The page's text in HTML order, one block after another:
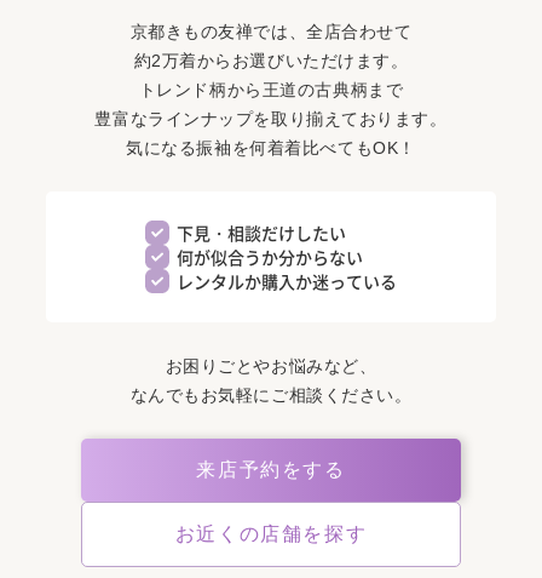
京都きもの友禅では、全店合わせて
約2万着からお選びいただけます。
トレンド柄から王道の古典柄まで
豊富なラインナップを取り揃えております。
気になる振袖を何着着比べてもOK！
下見・相談だけしたい
何が似合うか分からない
レンタルか購入か迷っている
お困りごとやお悩みなど、
なんでもお気軽にご相談ください。
来店予約をする
お近くの店舗を探す